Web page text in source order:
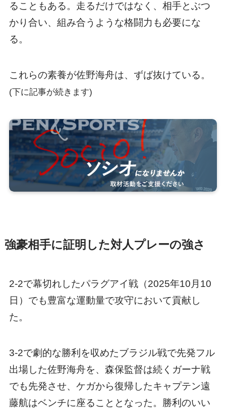
ることもある。走るだけではなく、相手とぶつ
かり合い、組み合うような格闘力も必要にな
る。
これらの素養が佐野海舟は、ずば抜けている。
(下に記事が続きます)
強豪相手に証明した対人プレーの強さ
2-2で幕切れしたパラグアイ戦（2025年10月10
日）でも豊富な運動量で攻守において貢献し
た。
3-2で劇的な勝利を収めたブラジル戦で先発フル
出場した佐野海舟を、森保監督は続くガーナ戦
でも先発させ、ケガから復帰したキャプテン遠
藤航はベンチに座ることとなった。勝利のいい